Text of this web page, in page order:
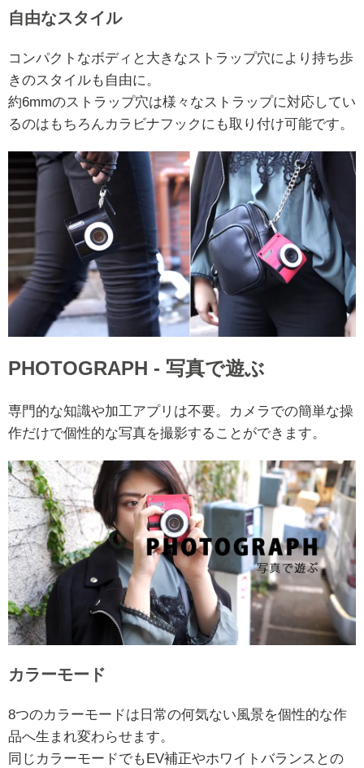
自由なスタイル
コンパクトなボディと大きなストラップ穴により持ち歩
きのスタイルも自由に。
約6mmのストラップ穴は様々なストラップに対応してい
るのはもちろんカラビナフックにも取り付け可能です。
PHOTOGRAPH - 写真で遊ぶ
専門的な知識や加工アプリは不要。カメラでの簡単な操
作だけで個性的な写真を撮影することができます。
カラーモード
8つのカラーモードは日常の何気ない風景を個性的な作
品へ生まれ変わらせます。
同じカラーモードでもEV補正やホワイトバランスとの